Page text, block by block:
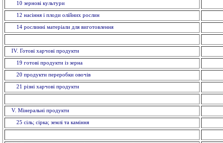
10 зерновi культури
12 насiння і плоди олійних рослин
14 рослинні матеріали для виготовлення
IV. Готові харчові продукти
19 готові продукти із зерна
20 продукти переробки овочів
21 різні харчові продукти
V. Мiнеральнi продукти
25 сіль; сірка; землі та каміння